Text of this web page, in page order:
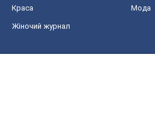
Краса Мода
Жіночий журнал